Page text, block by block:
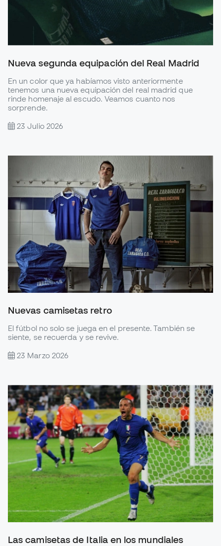
Nueva segunda equipación del Real Madrid
En un color que ya habíamos visto anteriormente
tenemos una nueva equipación del real madrid que
rinde homenaje al escudo. Veamos cuanto nos
sorprende.
23 Julio 2026
Nuevas camisetas retro
El fútbol no solo se juega en el presente. También se
siente, se recuerda y se revive.
23 Marzo 2026
Las camisetas de Italia en los mundiales